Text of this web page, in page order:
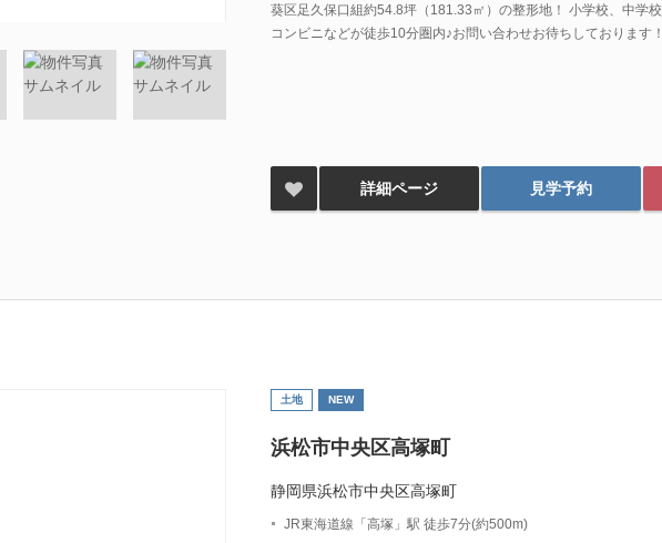
葵区足久保口組約54.8坪（181.33㎡）の整形地！ 小学校、中学校
コンビニなどが徒歩10分圏内♪お問い合わせお待ちしております！
詳細ページ 見学予約
土地 NEW
浜松市中央区高塚町
静岡県浜松市中央区高塚町
JR東海道線「高塚」駅 徒歩7分(約500m)